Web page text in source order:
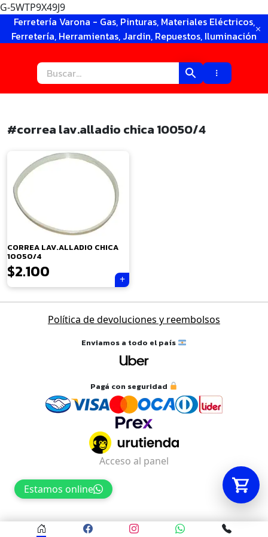
G-5WTP9X49J9
Ferretería Varona - Gas, Pinturas, Materiales Eléctricos,
Ferretería, Herramientas, Jardin, Repuestos, Iluminación
#correa lav.alladio chica 10050/4
CORREA LAV.ALLADIO CHICA
10050/4
$2.100
Política de devoluciones y reembolsos
Enviamos a todo el país
Pagá con seguridad
Estamos online
Acceso al panel
Tu carrito está vacío.
Agregá un producto y aparecerá acá